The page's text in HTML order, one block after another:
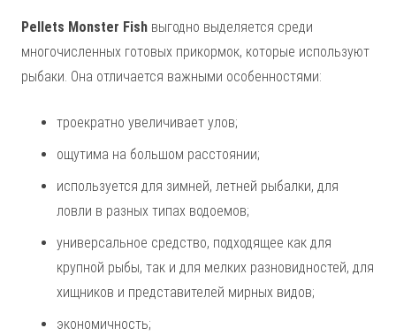
Pellets Monster Fish выгодно выделяется среди
многочисленных готовых прикормок, которые используют
рыбаки. Она отличается важными особенностями:
троекратно увеличивает улов;
ощутима на большом расстоянии;
используется для зимней, летней рыбалки, для
ловли в разных типах водоемов;
универсальное средство, подходящее как для
крупной рыбы, так и для мелких разновидностей, для
хищников и представителей мирных видов;
экономичность;